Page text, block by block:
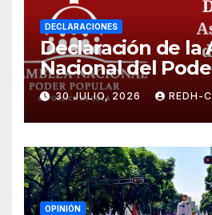
DECLARACIONES
Declaración de la
Nacional del
¡Cesen el cerco
el castigo
cubano!
30 JULIO, 2026 REDH-
OPINIÓN